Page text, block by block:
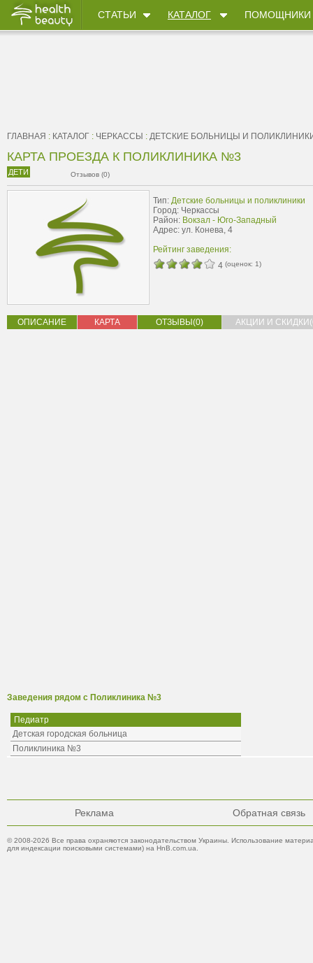
СТАТЬИ КАТАЛОГ ПОМОЩНИКИ
ГЛАВНАЯ : КАТАЛОГ : ЧЕРКАССЫ : ДЕТСКИЕ БОЛЬНИЦЫ И
КАРТА ПРОЕЗДА К ПОЛИКЛИНИКА №3
ДЕТИ Отзывов (0)
Тип: Детские больницы и поликлиники
Город: Черкассы
Район: Вокзал - Юго-Западный
Адрес: ул. Конева, 4
Рейтинг заведения:
4 (оценок: 1)
ОПИСАНИЕ КАРТА ОТЗЫВЫ(0) АКЦИИ И
Заведения рядом с Поликлиника №3
Педиатр
Детская городская больница
Поликлиника №3
Реклама Обратная связь
© 2008-2026 Все права охраняются законодательством Украины. Использование
для индексации поисковыми системами) на HnB.com.ua.